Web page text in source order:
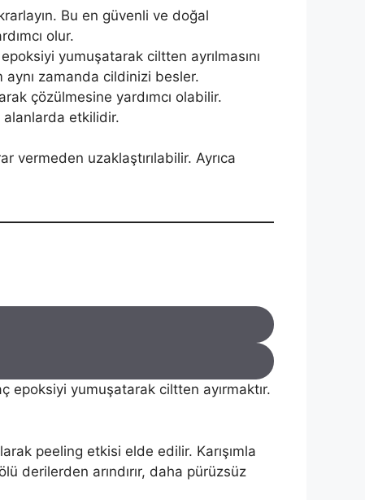
Bu en güvenli ve doğal
olur.
yumuşatarak ciltten ayrılmasını
aynı zamanda cildinizi besler.
çözülmesine yardımcı olabilir.
alanlarda etkilidir.
vermeden uzaklaştırılabilir. Ayrıca
epoksiyi yumuşatarak ciltten ayırmaktır.
peeling etkisi elde edilir. Karışımla
derilerden arındırır, daha pürüzsüz